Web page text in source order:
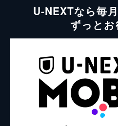
U-NEXTなら毎
ずっとお